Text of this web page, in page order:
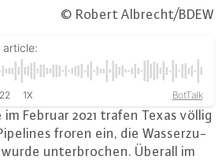
© Robert Albrecht/BDEW
article:
22 1X BotTalk
Februar 2021 trafen Texas völlig
froren ein, die Was­ser­zu­
un­ter­bro­chen. Überall im